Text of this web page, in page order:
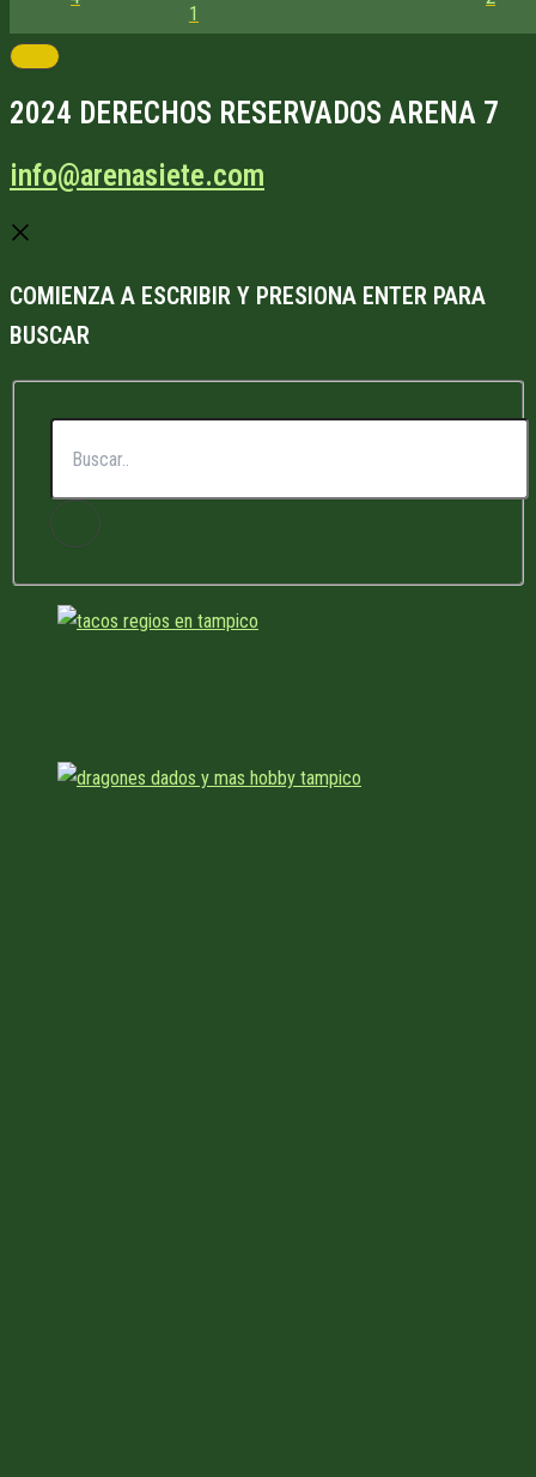
1
2024 DERECHOS RESERVADOS ARENA 7
info@arenasiete.com
COMIENZA A ESCRIBIR Y PRESIONA ENTER PARA
BUSCAR